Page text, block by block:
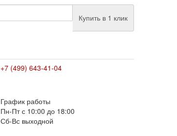
Купить в 1 клик
+7 (499) 643-41-04
График работы
Пн-Пт с 10:00 до 18:00
Сб-Вс выходной